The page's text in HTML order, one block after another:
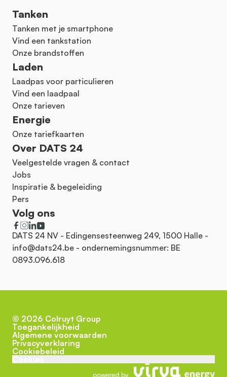
Tanken
Tanken met je smartphone
Vind een tankstation
Onze brandstoffen
Laden
Laadpas voor particulieren
Vind een laadpaal
Onze tarieven
Energie
Onze tariefkaarten
Over DATS 24
Veelgestelde vragen & contact
Jobs
Inspiratie & begeleiding
Pers
Volg ons
DATS 24 NV - Edingensesteenweg 249, 1500 Halle -
info@dats24.be - ondernemingsnummer: BE
0893.096.618
© 2026 Colruyt Group
Toegankelijkheid
Algemene voorwaarden
Privacyverklaring
Cookiebeleid